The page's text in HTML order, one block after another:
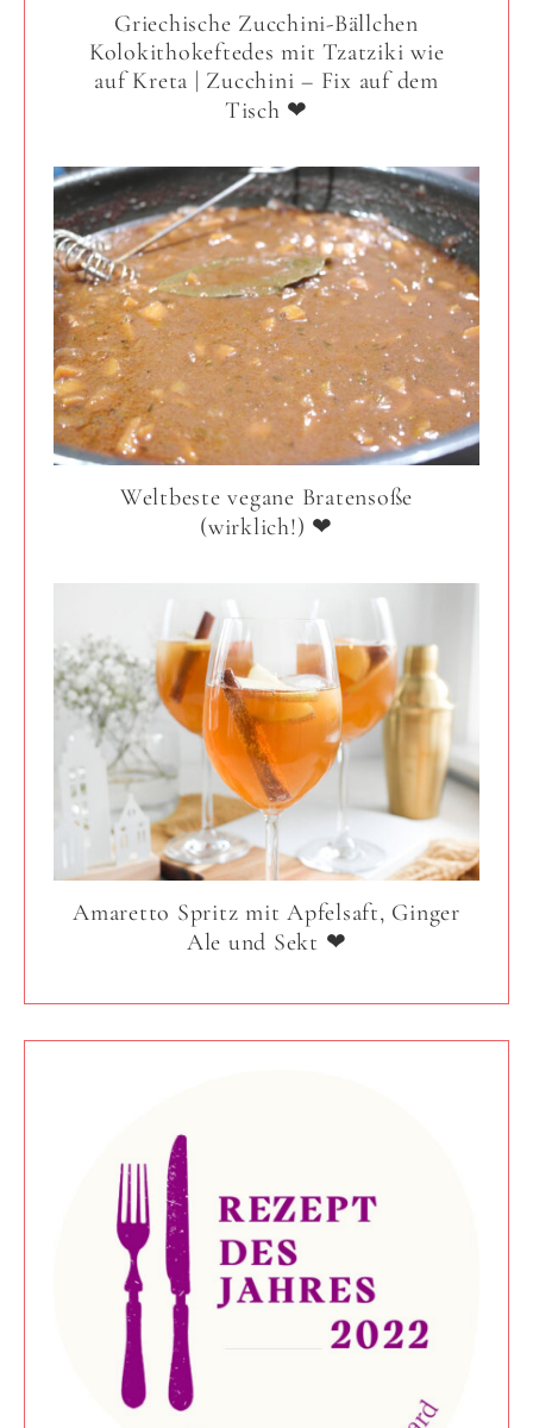
Griechische Zucchini-Bällchen
Kolokithokeftedes mit Tzatziki wie
auf Kreta | Zucchini – Fix auf dem
Tisch ❤
Weltbeste vegane Bratensoße
(wirklich!) ❤
Amaretto Spritz mit Apfelsaft, Ginger
Ale und Sekt ❤